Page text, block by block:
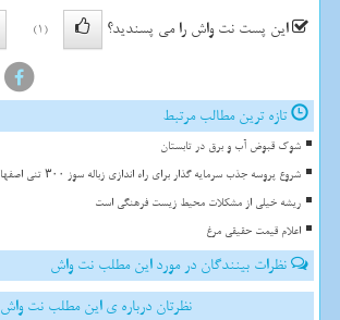
این پست نت واش را می پسندید؟
(1)
تازه ترین مطالب مرتبط
شوک قبوض آب و برق در تابستان
شروع پروسه جذب سرمایه گذار برای راه اندازی زباله سوز ۳۰۰ تنی اصفهان
ریشه خیلی از مشکلات محیط زیست فرهنگی است
اعلام قیمت حقیقی مرغ
نظرات بینندگان در مورد این مطلب نت واش
نظرتان درباره ی این مطلب نت واش